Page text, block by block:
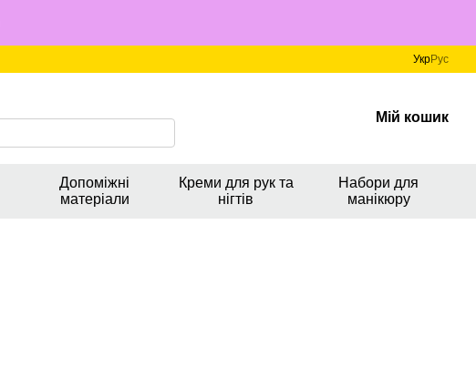
УкрРус
Мій кошик
Допоміжні
матеріали
Креми для рук та
нігтів
Набори для
манікюру